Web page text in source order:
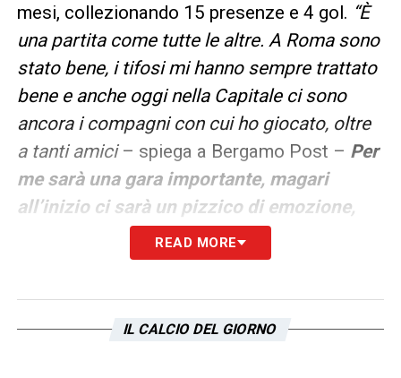
mesi, collezionando 15 presenze e 4 gol. “È
una partita come tutte le altre. A Roma sono
stato bene, i tifosi mi hanno sempre trattato
bene e anche oggi nella Capitale ci sono
ancora i compagni con cui ho giocato, oltre
a tanti amici– spiega a Bergamo Post – Per
me sarà una gara importante, magari
all’inizio ci sarà un pizzico di emozione,
ma siamo professionisti e quindi dobbiamo
pensare solo al risultato migliore per la
READ MORE
IL CALCIO DEL GIORNO